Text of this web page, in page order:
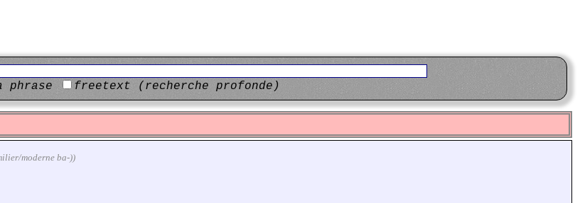
phrase
freetext (recherche profonde)
moderne ba-))